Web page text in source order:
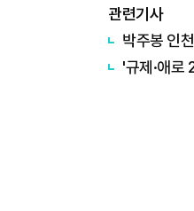
관련기사
박주봉 인
'규제·애로